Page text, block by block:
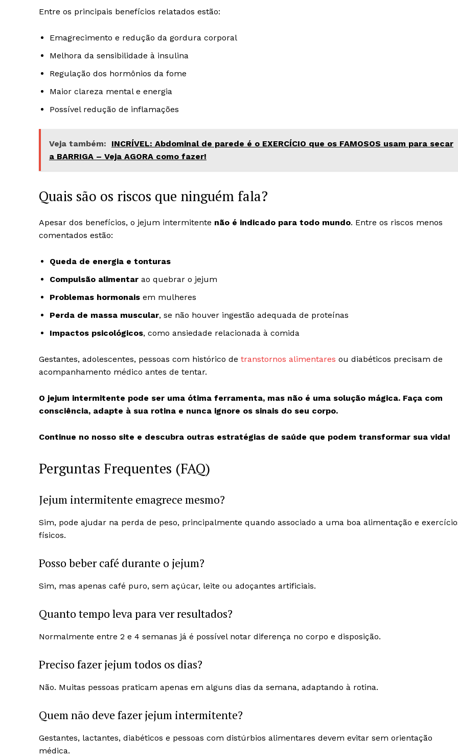
Entre os principais benefícios relatados estão:
Emagrecimento e redução da gordura corporal
Melhora da sensibilidade à insulina
Regulação dos hormônios da fome
Maior clareza mental e energia
Possível redução de inflamações
Veja também:
INCRÍVEL: Abdominal de parede é o EXERCÍCIO que os FAMOSOS usam para secar
a BARRIGA – Veja AGORA como fazer!
Quais são os riscos que ninguém fala?
Apesar dos benefícios, o jejum intermitente não é indicado para todo mundo. Entre os riscos menos
comentados estão:
Queda de energia e tonturas
Compulsão alimentar ao quebrar o jejum
Problemas hormonais em mulheres
Perda de massa muscular, se não houver ingestão adequada de proteínas
Impactos psicológicos, como ansiedade relacionada à comida
Gestantes, adolescentes, pessoas com histórico de transtornos alimentares ou diabéticos precisam de
acompanhamento médico antes de tentar.
O jejum intermitente pode ser uma ótima ferramenta, mas não é uma solução mágica. Faça com
consciência, adapte à sua rotina e nunca ignore os sinais do seu corpo.
Continue no nosso site e descubra outras estratégias de saúde que podem transformar sua vida!
Perguntas Frequentes (FAQ)
Jejum intermitente emagrece mesmo?
Sim, pode ajudar na perda de peso, principalmente quando associado a uma boa alimentação e
físicos.
Posso beber café durante o jejum?
Sim, mas apenas café puro, sem açúcar, leite ou adoçantes artificiais.
Quanto tempo leva para ver resultados?
Normalmente entre 2 e 4 semanas já é possível notar diferença no corpo e disposição.
Preciso fazer jejum todos os dias?
Não. Muitas pessoas praticam apenas em alguns dias da semana, adaptando à rotina.
Quem não deve fazer jejum intermitente?
Gestantes, lactantes, diabéticos e pessoas com distúrbios alimentares devem evitar sem orientação
médica.